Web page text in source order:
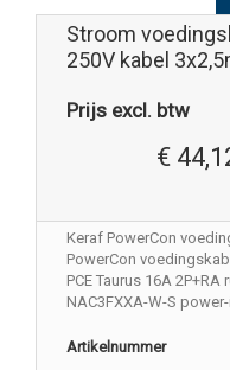
Stroom
250V kabel
Prijs excl. btw
€
Keraf PowerCon
PowerCon
PCE Taurus 16A
NAC3FXXA-W-S
Artikelnummer